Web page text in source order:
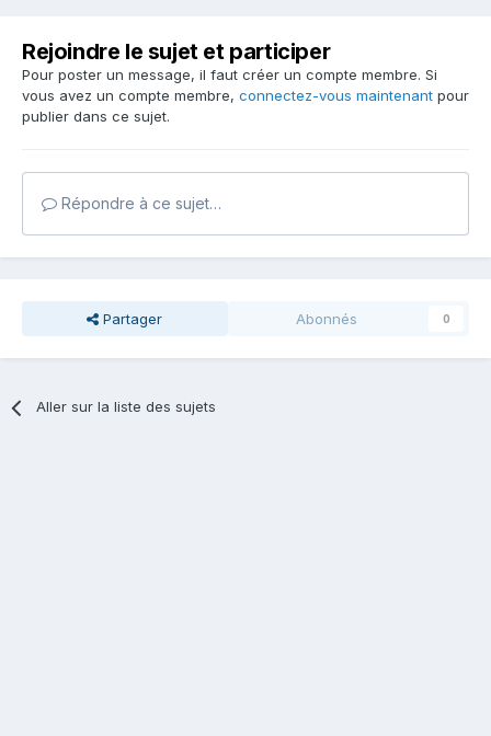
Rejoindre le sujet et participer
Pour poster un message, il faut créer un compte membre. Si
vous avez un compte membre, connectez-vous maintenant pour
publier dans ce sujet.
Répondre à ce sujet…
Partager Abonnés 0
Aller sur la liste des sujets